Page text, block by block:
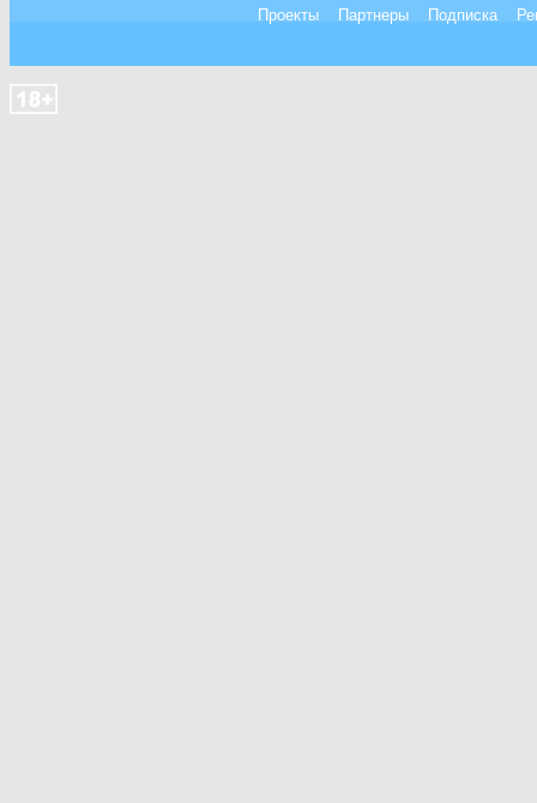
Проекты Партнеры Подписка